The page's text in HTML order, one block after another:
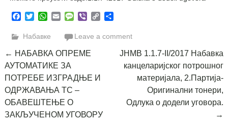
Facebook
TwitterWhatsApp
EmailMessage
ViberCopy
Набавке Leave a comment
Post
navigation
← НАБАВКА ОПРЕМЕ
АУТОМАТИКЕ ЗА
ПОТРЕБЕ ИЗГРАДЊЕ И
ОДРЖАВАЊА ТС –
ОБАВЕШТЕЊЕ О
ЗАКЉУЧЕНОМ УГОВОРУ
ЈНМВ 1.1.7-II/2017 Набавка
канцеларијског потрошног
материјала, 2.Партија-
Оригинални тонери,
Одлука о додели уговора.
→